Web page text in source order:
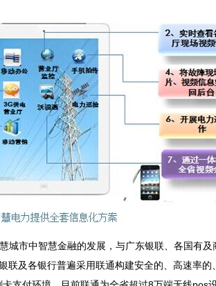
市中智慧金融的发展，与广东银联、各国有及
及各银行普遍采用联通构建安全的、高速率